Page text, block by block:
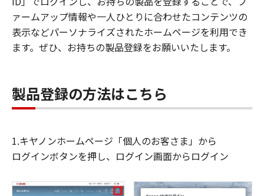
ァームアップ情報や一人ひとりに合わせたコンテンツの
表示などパーソナライズされたホームページを利用でき
ます。ぜひ、お持ちの製品登録をお願いいたします。
製品登録の方法はこちら
1.キヤノンホームページ「個人のお客さま」から
ログインボタンを押し、ログイン画面からログイン